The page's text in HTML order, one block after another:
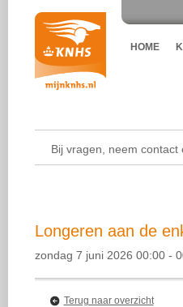
HOME
Bij vragen, neem
Longeren aan de
zondag 7 juni 2026 00:00 -
Terug naar overzicht